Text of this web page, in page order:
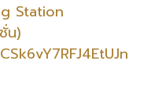
Station
น)